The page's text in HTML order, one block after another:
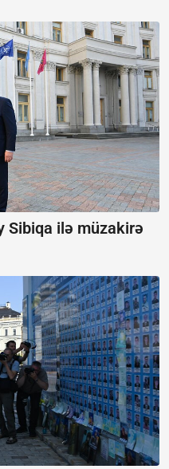
Sibiqa ilə müzakirə